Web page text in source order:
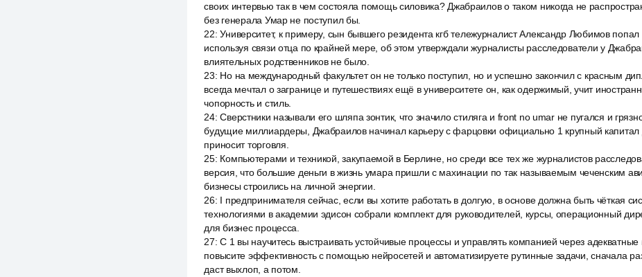
своих интервью так в чем состояла помощь силовика? Джабраилов о таком никогда не
без генерала Умар не поступил бы.
22:Университет, к примеру, сын бывшего резидента кгб тележурналист Александр Любимов попал
используя связи отца по крайней мере, об этом утверждали журналисты расследователи у
влиятельных родственников не было.
23: Но на международный факультет он не только поступил, но и успешно закончил с красным
всегда мечтал о загранице и путешествиях ещё в университете он, как одержимый, учит
чопорность и стиль.
24:Сверстники называли его шляпа зонтик, что значило стиляга и front no umar не пугался и
будущие миллиардеры, Джабраилов начинал карьеру с фарцовки официально 1 крупный капитал
приносит торговля.
25: Компьютерами и техникой, закупаемой в Берлине, но среди все тех же журналистов
версия, что большие деньги в жизнь умара пришли с махинации по так называемым чеченским
бизнесы строились на личной энергии.
26: I предпринимателя сейчас, если вы хотите работать в долгую, в основе должна быть чёткая
технологиями в академии эдисон собрали комплект для руководителей, курсы, операционный
для бизнес процесса.
27:С 1 вы научитесь выстраивать устойчивые процессы и управлять компанией через
повысите эффективность с помощью нейросетей и автоматизируете рутинные задачи, сначала
даст выхлоп, а потом.